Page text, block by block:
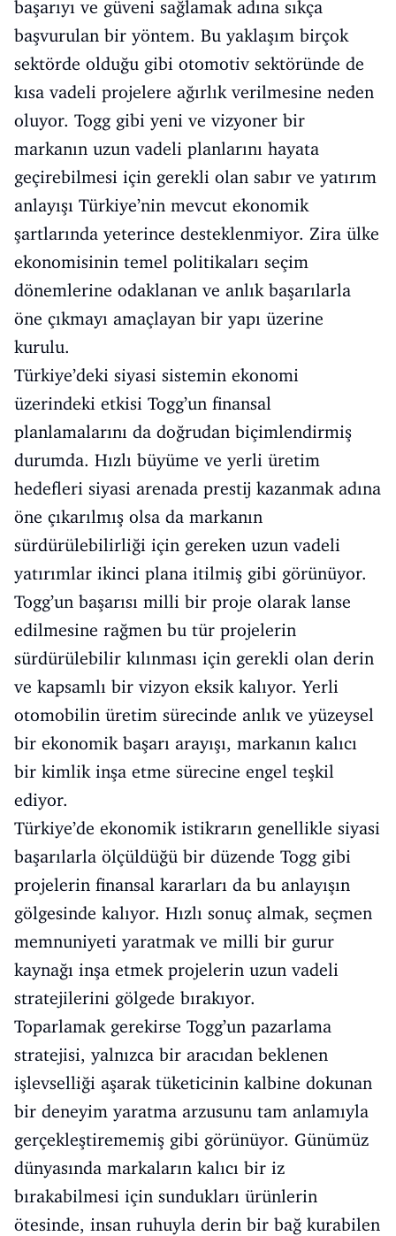
başarıyı ve güveni sağlamak adına sıkça
başvurulan bir yöntem. Bu yaklaşım birçok
sektörde olduğu gibi otomotiv sektöründe de
kısa vadeli projelere ağırlık verilmesine neden
oluyor. Togg gibi yeni ve vizyoner bir
markanın uzun vadeli planlarını hayata
geçirebilmesi için gerekli olan sabır ve yatırım
anlayışı Türkiye’nin mevcut ekonomik
şartlarında yeterince desteklenmiyor. Zira ülke
ekonomisinin temel politikaları seçim
dönemlerine odaklanan ve anlık başarılarla
öne çıkmayı amaçlayan bir yapı üzerine
kurulu.
Türkiye’deki siyasi sistemin ekonomi
üzerindeki etkisi Togg’un finansal
planlamalarını da doğrudan biçimlendirmiş
durumda. Hızlı büyüme ve yerli üretim
hedefleri siyasi arenada prestij kazanmak adına
öne çıkarılmış olsa da markanın
sürdürülebilirliği için gereken uzun vadeli
yatırımlar ikinci plana itilmiş gibi görünüyor.
Togg’un başarısı milli bir proje olarak lanse
edilmesine rağmen bu tür projelerin
sürdürülebilir kılınması için gerekli olan derin
ve kapsamlı bir vizyon eksik kalıyor. Yerli
otomobilin üretim sürecinde anlık ve yüzeysel
bir ekonomik başarı arayışı, markanın kalıcı
bir kimlik inşa etme sürecine engel teşkil
ediyor.
Türkiye’de ekonomik istikrarın genellikle siyasi
başarılarla ölçüldüğü bir düzende Togg gibi
projelerin finansal kararları da bu anlayışın
gölgesinde kalıyor. Hızlı sonuç almak, seçmen
memnuniyeti yaratmak ve milli bir gurur
kaynağı inşa etmek projelerin uzun vadeli
stratejilerini gölgede bırakıyor.
Toparlamak gerekirse Togg’un pazarlama
stratejisi, yalnızca bir aracıdan beklenen
işlevselliği aşarak tüketicinin kalbine dokunan
bir deneyim yaratma arzusunu tam anlamıyla
gerçekleştirememiş gibi görünüyor. Günümüz
dünyasında markaların kalıcı bir iz
bırakabilmesi için sundukları ürünlerin
ötesinde, insan ruhuyla derin bir bağ kurabilen